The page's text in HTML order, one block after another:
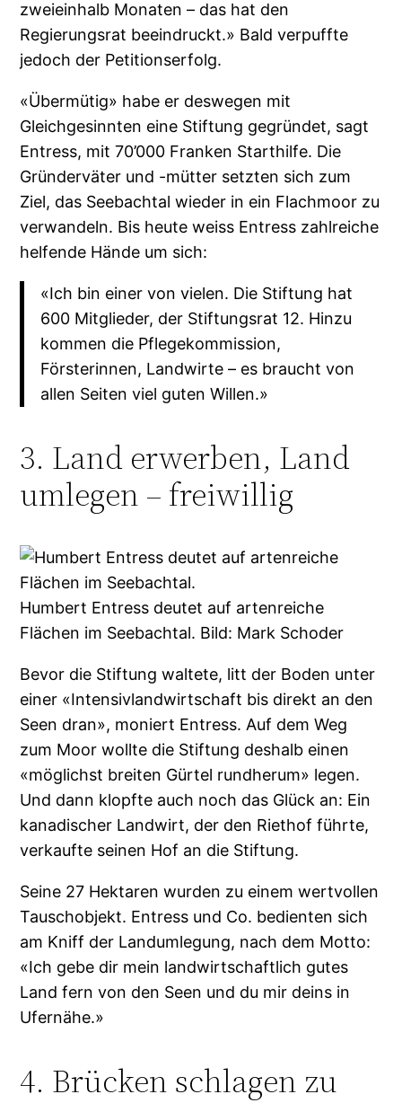
zweieinhalb Monaten – das hat den
Regierungsrat beeindruckt.» Bald verpuffte
jedoch der Petitionserfolg.
«Übermütig» habe er deswegen mit
Gleichgesinnten eine Stiftung gegründet, sagt
Entress, mit 70’000 Franken Starthilfe. Die
Gründerväter und -mütter setzten sich zum
Ziel, das Seebachtal wieder in ein Flachmoor zu
verwandeln. Bis heute weiss Entress zahlreiche
helfende Hände um sich:
«Ich bin einer von vielen. Die Stiftung hat
600 Mitglieder, der Stiftungsrat 12. Hinzu
kommen die Pflegekommission,
Försterinnen, Landwirte – es braucht von
allen Seiten viel guten Willen.»
3. Land erwerben, Land
umlegen – freiwillig
Humbert Entress deutet auf artenreiche
Flächen im Seebachtal. Bild: Mark Schoder
Bevor die Stiftung waltete, litt der Boden unter
einer «Intensivlandwirtschaft bis direkt an den
Seen dran», moniert Entress. Auf dem Weg
zum Moor wollte die Stiftung deshalb einen
«möglichst breiten Gürtel rundherum» legen.
Und dann klopfte auch noch das Glück an: Ein
kanadischer Landwirt, der den Riethof führte,
verkaufte seinen Hof an die Stiftung.
Seine 27 Hektaren wurden zu einem wertvollen
Tauschobjekt. Entress und Co. bedienten sich
am Kniff der Landumlegung, nach dem Motto:
«Ich gebe dir mein landwirtschaftlich gutes
Land fern von den Seen und du mir deins in
Ufernähe.»
4. Brücken schlagen zu